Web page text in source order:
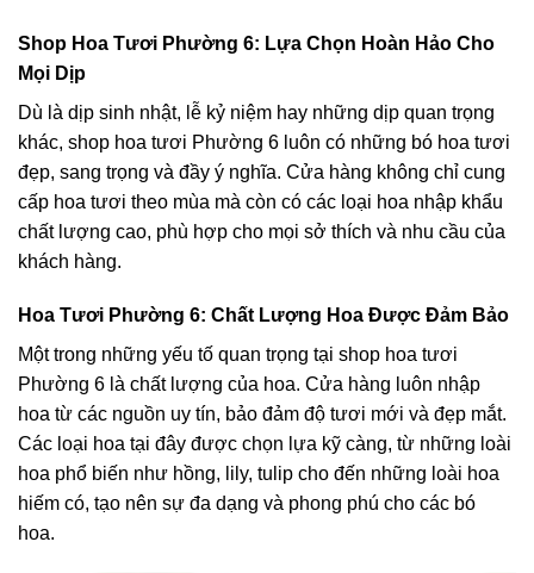
Shop Hoa Tươi Phường 6: Lựa Chọn Hoàn Hảo Cho
Mọi Dịp
Dù là dịp sinh nhật, lễ kỷ niệm hay những dịp quan trọng
khác, shop hoa tươi Phường 6 luôn có những bó hoa tươi
đẹp, sang trọng và đầy ý nghĩa. Cửa hàng không chỉ cung
cấp hoa tươi theo mùa mà còn có các loại hoa nhập khẩu
chất lượng cao, phù hợp cho mọi sở thích và nhu cầu của
khách hàng.
Hoa Tươi Phường 6: Chất Lượng Hoa Được Đảm Bảo
Một trong những yếu tố quan trọng tại shop hoa tươi
Phường 6 là chất lượng của hoa. Cửa hàng luôn nhập
hoa từ các nguồn uy tín, bảo đảm độ tươi mới và đẹp mắt.
Các loại hoa tại đây được chọn lựa kỹ càng, từ những loài
hoa phổ biến như hồng, lily, tulip cho đến những loài hoa
hiếm có, tạo nên sự đa dạng và phong phú cho các bó
hoa.